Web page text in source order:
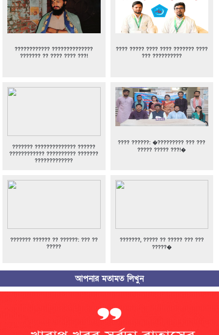
???????????? ??????????????
??????? ?? ???? ???? ???!
???? ????? ???? ???? ??????? ????
??? ??????????
??????? ?????????????? ??????
???????????? ?????????? ???????
?????????????
???? ??????: �????????? ??? ???
????? ????? ???!�
??????? ?????? ?? ??????: ??? ??
?????
???????, ????? ?? ????? ??? ???
?????�
আপনার মতামত লিখুন